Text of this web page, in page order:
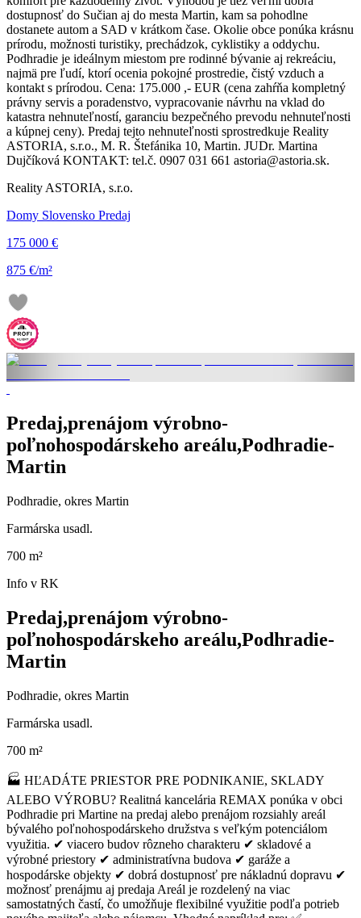
dostupnosť do Sučian aj do mesta Martin, kam sa pohodlne
dostanete autom a SAD v krátkom čase. Okolie obce ponúka krásnu
prírodu, možnosti turistiky, prechádzok, cyklistiky a oddychu.
Podhradie je ideálnym miestom pre rodinné bývanie aj rekreáciu,
najmä pre ľudí, ktorí ocenia pokojné prostredie, čistý vzduch a
kontakt s prírodou. Cena: 175.000 ,- EUR (cena zahŕňa kompletný
právny servis a poradenstvo, vypracovanie návrhu na vklad do
katastra nehnuteľností, garanciu bezpečného prevodu nehnuteľnosti
a kúpnej ceny). Predaj tejto nehnuteľnosti sprostredkuje Reality
ASTORIA, s.r.o., M. R. Štefánika 10, Martin. JUDr. Martina
Dujčíková KONTAKT: tel.č. 0907 031 661 astoria@astoria.sk.
Reality ASTORIA, s.r.o.
Domy Slovensko Predaj
175 000 €
875 €/m²
Predaj,prenájom výrobno-
poľnohospodárskeho areálu,Podhradie-
Martin
Podhradie, okres Martin
Farmárska usadl.
700 m²
Info v RK
Predaj,prenájom výrobno-
poľnohospodárskeho areálu,Podhradie-
Martin
Podhradie, okres Martin
Farmárska usadl.
700 m²
🏭 HĽADÁTE PRIESTOR PRE PODNIKANIE, SKLADY
ALEBO VÝROBU? Realitná kancelária REMAX ponúka v obci
Podhradie pri Martine na predaj alebo prenájom rozsiahly areál
bývalého poľnohospodárskeho družstva s veľkým potenciálom
využitia. ✔ viacero budov rôzneho charakteru ✔ skladové a
výrobné priestory ✔ administratívna budova ✔ garáže a
hospodárske objekty ✔ dobrá dostupnosť pre nákladnú dopravu ✔
možnosť prenájmu aj predaja Areál je rozdelený na viac
samostatných častí, čo umožňuje flexibilné využitie podľa potrieb